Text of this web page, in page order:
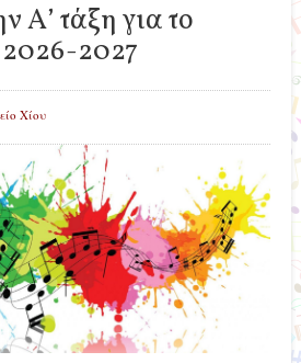
Α’ τάξη για το
2026-2027
Χίου